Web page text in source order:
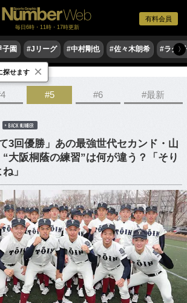
有料会員
毎日6時・11時・17時更新
子園 #Jリーグ #中村剛也 #佐々木朗希 #ラグ〉
フト会議
#5 #6 #最新
BACK NUMBER
3回優勝」あの最強世代セカンド・山
大阪桐蔭の練習”は何が違う？「そり
」
探せます ×